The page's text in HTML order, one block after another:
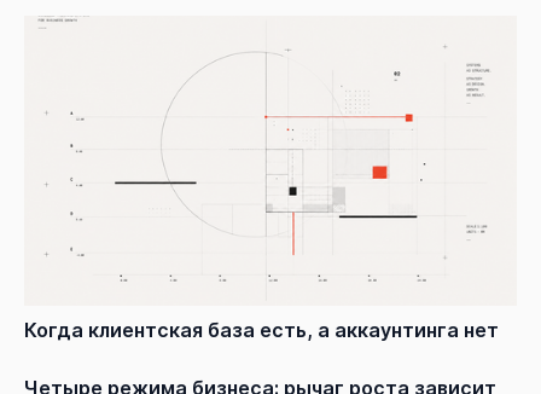
Когда клиентская база есть, а аккаунтинга нет
Четыре режима бизнеса: рычаг роста зависит